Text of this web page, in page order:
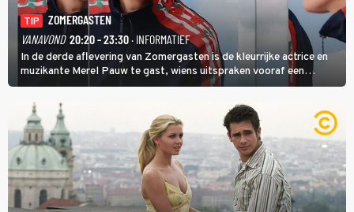
TIP
ZOMERGASTEN
VANAVOND 20:20 - 23:30· INFORMATIEF
In de derde aflevering van Zomergasten is de kleurrijke actrice en
muzikante Merel Pauw te gast, wiens uitspraken vooraf een
boeiende avond beloven: 'Mijn ideale televisieavond is zoals mijn
identiteit: grenzeloos, absurd en vol angsten'.